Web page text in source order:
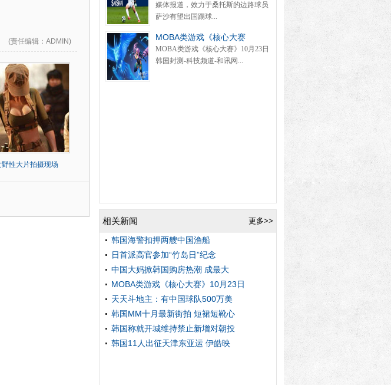
(责任编辑 ：ADMIN)
野性大片拍摄现场
媒体报道，效力于桑托斯的边路球员
萨沙有望出国踢球...
MOBA类游戏《核心大赛
MOBA类游戏《核心大赛》10月23日
韩国封测-科技频道-和讯网...
更多>>
相关新闻
韩国海警扣押两艘中国渔船
日首派高官参加“竹岛日”纪念
中国大妈掀韩国购房热潮 成最大
MOBA类游戏《核心大赛》10月23日
天天斗地主：有中国球队500万美
韩国MM十月最新街拍 短裙短靴心
韩国称就开城维持禁止新增对朝投
韩国11人出征天津东亚运 伊皓映